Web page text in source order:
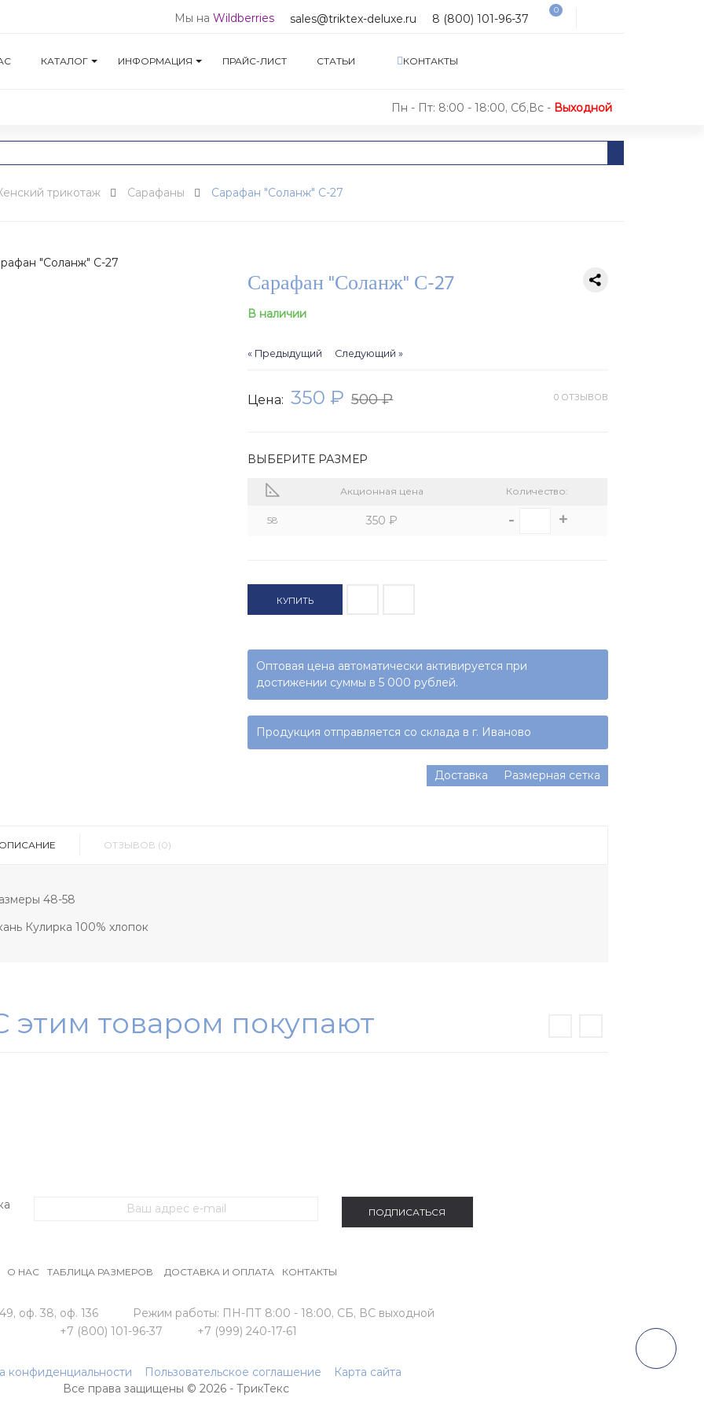
0
8 (800) 101-96-37
sales@triktex-deluxe.ru
Мы на Wildberries
КАТАЛОГ ИНФОРМАЦИЯ ПРАЙС-ЛИСТ СТАТЬИ КОНТАКТЫ
Пн - Пт: 8:00 - 18:00, Сб,Вс - Выходной
трикотаж Сарафаны Сарафан "Соланж" С-27
Сарафан "Соланж" С-27
В наличии
« Предыдущий Следующий »
Цена: 350 ₽ 500 ₽ 0 ОТЗЫВОВ
ВЫБЕРИТЕ РАЗМЕР
Акционная цена Количество:
58 350 ₽ - +
КУПИТЬ
Оптовая цена автоматически активируется при
достижении суммы в 5 000 рублей.
Продукция отправляется со склада в г. Иваново
Доставка Размерная сетка
ОТЗЫВОВ (0)
48-58
Кулирка 100% хлопок
этим товаром покупают
ПОДПИСАТЬСЯ
О НАС ТАБЛИЦА РАЗМЕРОВ ДОСТАВКА И ОПЛАТА КОНТАКТЫ
оф. 38, оф. 136 Режим работы: ПН-ПТ 8:00 - 18:00, СБ, ВС выходной
+7 (800) 101-96-37
+7 (999) 240-17-61
конфиденциальности Пользовательское соглашение
Карта сайта
Все права защищены © 2026 - ТрикТекс